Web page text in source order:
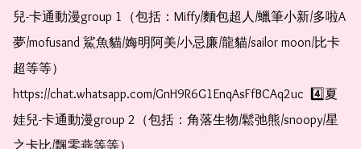
兒-卡通動漫group 1（包括：Miffy/麵包超人/蠟筆小新/多啦A
夢/mofusand 鯊魚貓/娒明阿美/小忌廉/龍貓/sailor moon/比卡
超等等）
https://chat.whatsapp.com/GnH9R6G1EnqAsFfBCAq2uc  4️⃣夏
娃兒-卡通動漫group 2（包括：角落生物/鬆弛熊/snoopy/星
之卡比/飄零燕等等）